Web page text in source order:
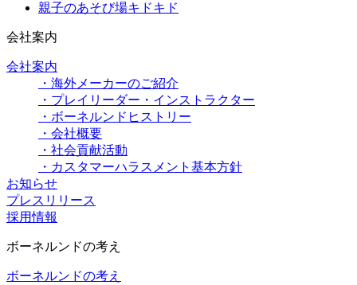
親子のあそび場キドキド
会社案内
会社案内
・海外メーカーのご紹介
・プレイリーダー・インストラクター
・ボーネルンドヒストリー
・会社概要
・社会貢献活動
・カスタマーハラスメント基本方針
お知らせ
プレスリリース
採用情報
ボーネルンドの考え
ボーネルンドの考え